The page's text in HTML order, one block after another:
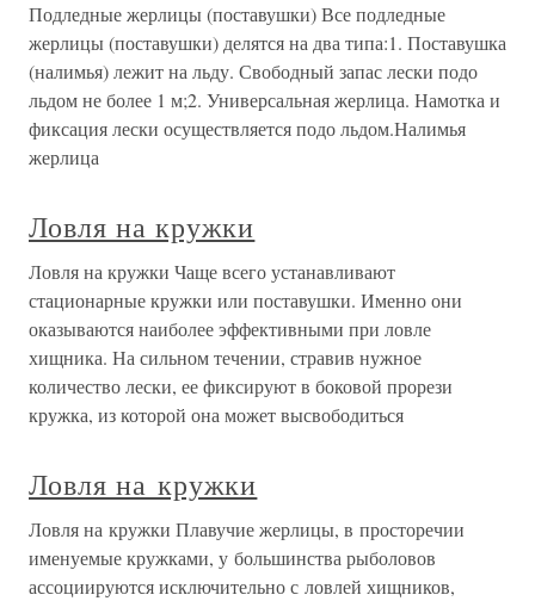
Подледные жерлицы (поставушки) Все подледные
жерлицы (поставушки) делятся на два типа:1. Поставушка
(налимья) лежит на льду. Свободный запас лески подо
льдом не более 1 м;2. Универсальная жерлица. Намотка и
фиксация лески осуществляется подо льдом.Налимья
жерлица
Ловля на кружки
Ловля на кружки Чаще всего устанавливают
стационарные кружки или поставушки. Именно они
оказываются наиболее эффективными при ловле
хищника. На сильном течении, стравив нужное
количество лески, ее фиксируют в боковой прорези
кружка, из которой она может высвободиться
Ловля на кружки
Ловля на кружки Плавучие жерлицы, в просторечии
именуемые кружками, у большинства рыболовов
ассоциируются исключительно с ловлей хищников,